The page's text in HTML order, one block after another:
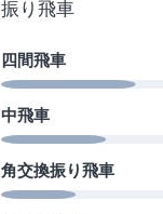
振り飛車
四間飛車
中飛車
角交換振り飛車